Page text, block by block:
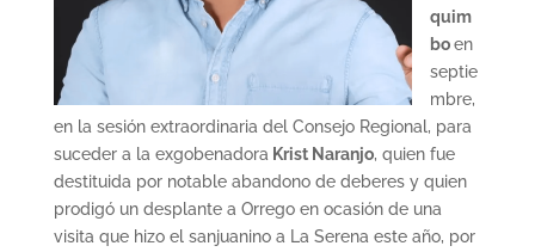
quim
boen
septie
mbre,
en la sesión extraordinaria del Consejo Regional, para
suceder a la exgobenadora Krist Naranjo, quien fue
destituida por notable abandono de deberes y quien
prodigó un desplante a Orrego en ocasión de una
visita que hizo el sanjuanino a La Serena este año, por